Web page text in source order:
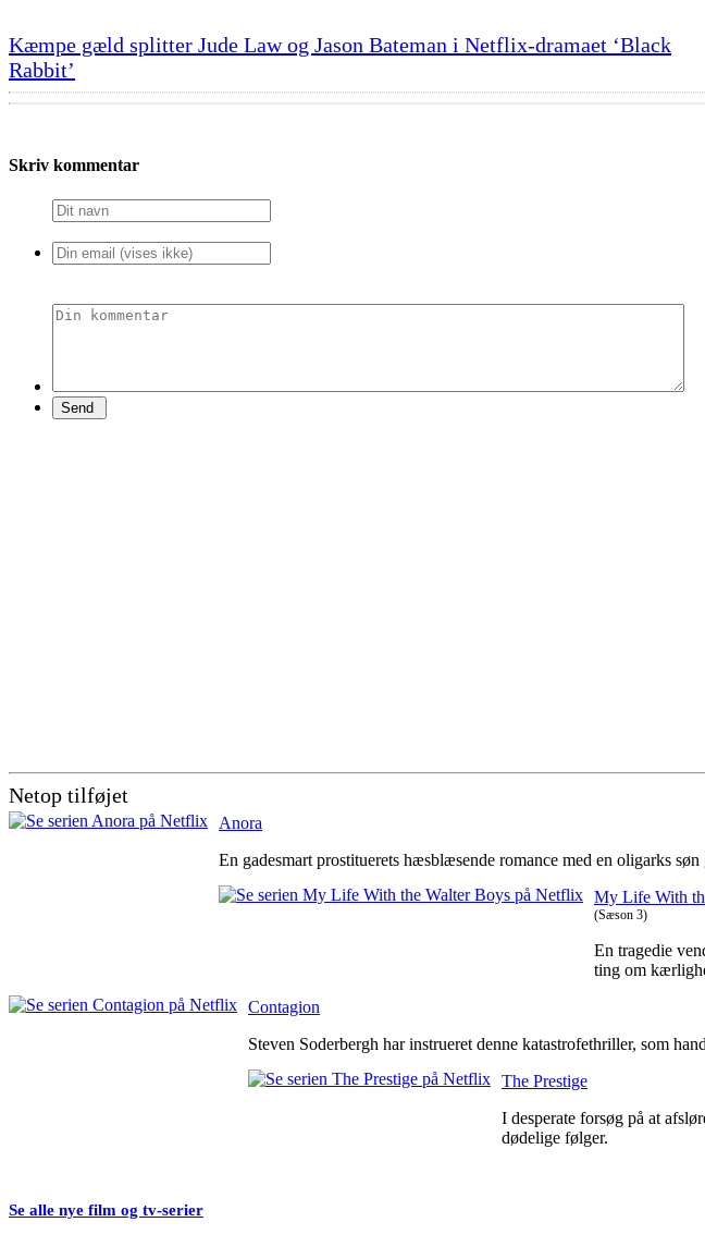
Kæmpe gæld splitter Jude Law og Jason Bateman i Netflix-dramaet ‘Black
Rabbit’
Skriv kommentar
Netop tilføjet
Anora
En gadesmart prostituerets hæsblæsende romance med en oligarks
My Life With
(Sæson 3)
En tragedie
ting om
Contagion
Steven Soderbergh har instrueret denne katastrofethriller, som
The Prestige
I desperate forsøg på at
dødelige følger.
Se alle nye film og tv-serier